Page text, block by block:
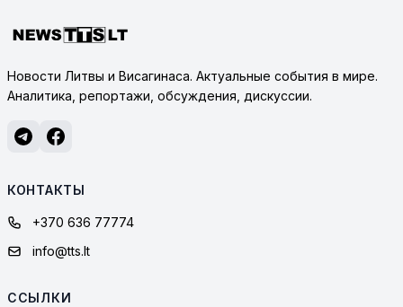
Новости Литвы и Висагинаса. Актуальные события в мире.
Аналитика, репортажи, обсуждения, дискуссии.
КОНТАКТЫ
+370 636 77774
info@tts.lt
ССЫЛКИ